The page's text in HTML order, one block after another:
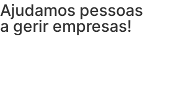
Ajudamos pessoas
a gerir empresas!